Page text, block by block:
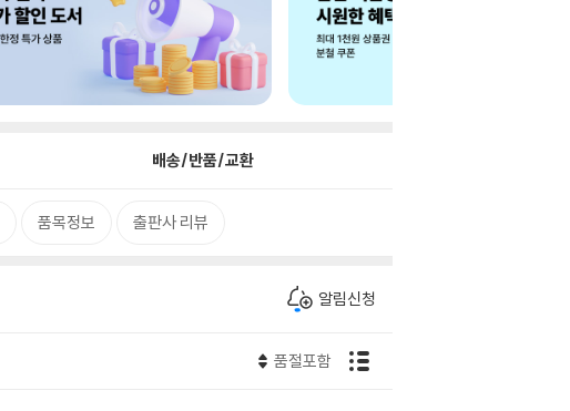
배송/반품/교환
품목정보 출판사 리뷰
알림신청
품절포함